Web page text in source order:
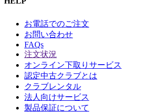
お電話でのご注文
お問い合わせ
FAQs
注文状況
オンライン下取りサービス
認定中古クラブとは
クラブレンタル
法人向けサービス
製品保証について